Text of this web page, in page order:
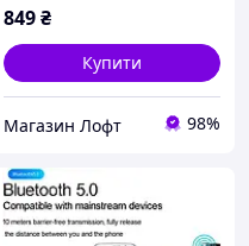
849₴
Купити
Магазин Лофт 98%